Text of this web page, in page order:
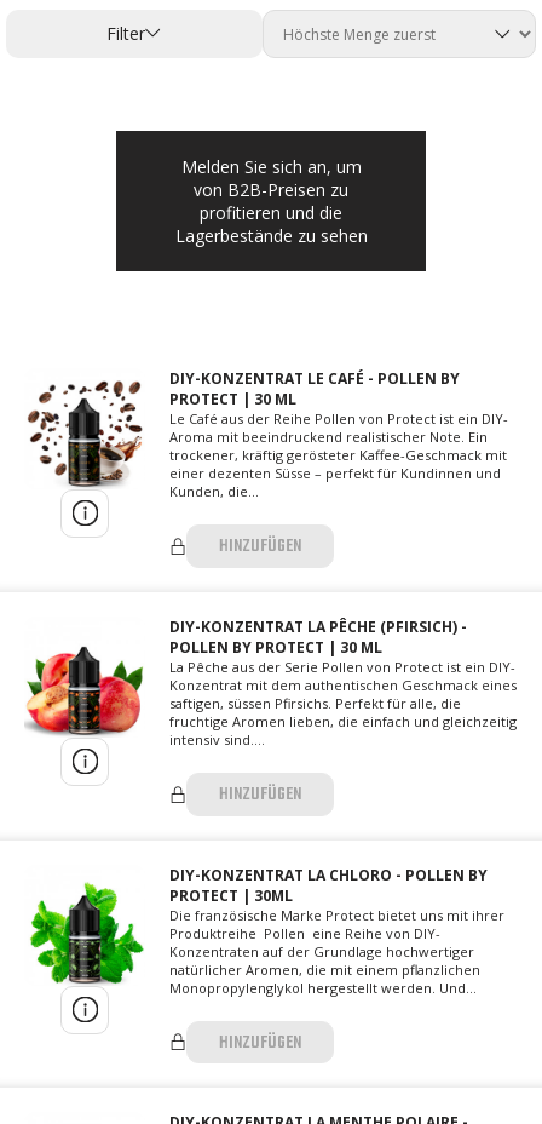
Filter
Melden Sie sich an, um
von B2B-Preisen zu
profitieren und die
Lagerbestände zu sehen
DIY-KONZENTRAT LE CAFÉ - POLLEN BY
PROTECT | 30 ML
Le Café aus der Reihe Pollen von Protect ist ein DIY-
Aroma mit beeindruckend realistischer Note. Ein
trockener, kräftig gerösteter Kaffee-Geschmack mit
einer dezenten Süsse – perfekt für Kundinnen und
Kunden, die...
HINZUFÜGEN
DIY-KONZENTRAT LA PÊCHE (PFIRSICH) -
POLLEN BY PROTECT | 30 ML
La Pêche aus der Serie Pollen von Protect ist ein DIY-
Konzentrat mit dem authentischen Geschmack eines
saftigen, süssen Pfirsichs. Perfekt für alle, die
fruchtige Aromen lieben, die einfach und gleichzeitig
intensiv sind....
HINZUFÜGEN
DIY-KONZENTRAT LA CHLORO - POLLEN BY
PROTECT | 30ML
Die französische Marke Protect bietet uns mit ihrer
Produktreihe Pollen eine Reihe von DIY-
Konzentraten auf der Grundlage hochwertiger
natürlicher Aromen, die mit einem pflanzlichen
Monopropylenglykol hergestellt werden. Und...
HINZUFÜGEN